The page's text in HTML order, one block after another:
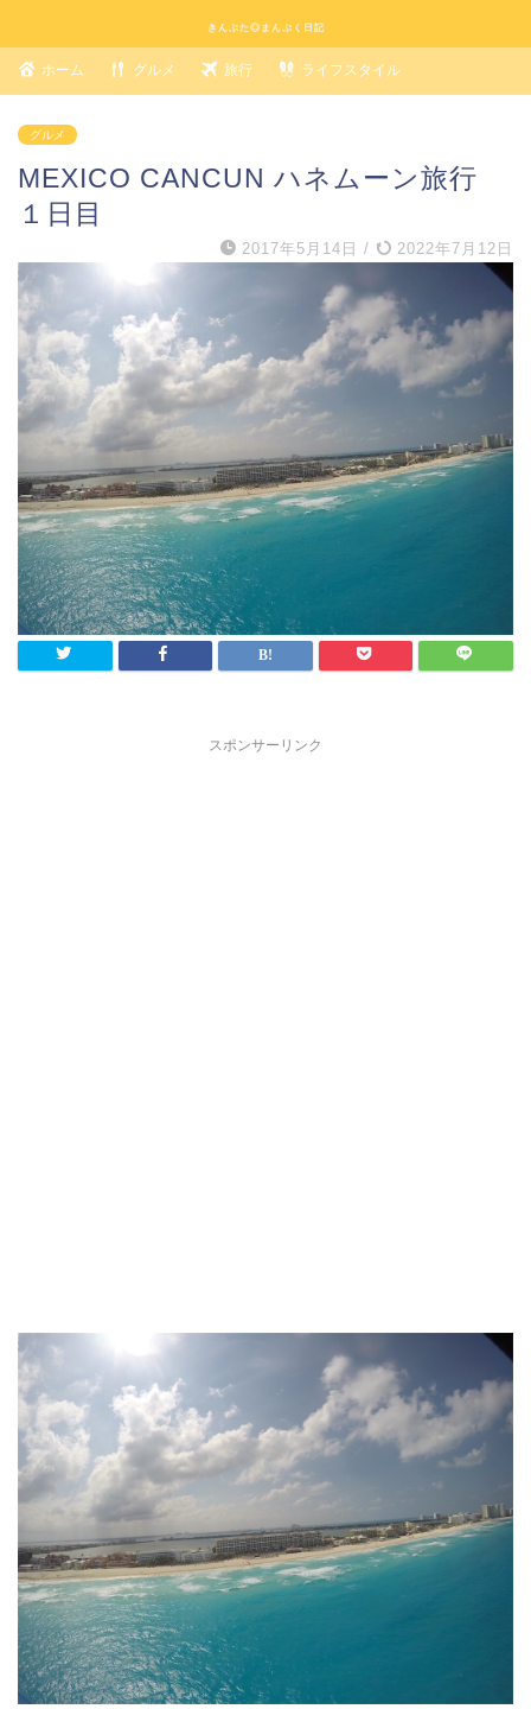
きんぶた◎まんぷく日記
ホーム グルメ 旅行 ライフスタイル
グルメ
MEXICO CANCUN ハネムーン旅行
１日目
2017年5月14日 / 2022年7月12日
スポンサーリンク